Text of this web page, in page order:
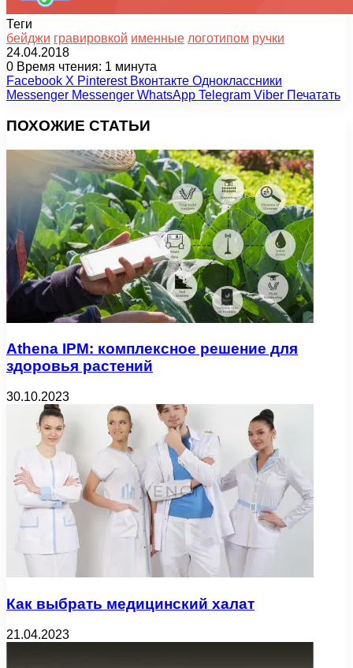
Теги
бейджи гравировкой именные логотипом ручки
24.04.2018
0 Время чтения: 1 минута
Facebook X Pinterest Вконтакте Одноклассники
Messenger Messenger WhatsApp Telegram Viber Печатать
ПОХОЖИЕ СТАТЬИ
Athena IPM: комплексное решение для
здоровья растений
30.10.2023
Как выбрать медицинский халат
21.04.2023